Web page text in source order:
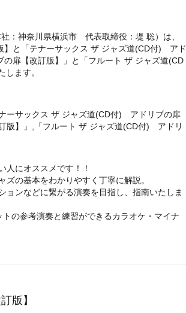
：神奈川県横浜市 代表取締役：堤 聡）は、
と「テナーサックス ザ ジャズ道(CD付) アド
扉【改訂版】」と「フルート ザ ジャズ道(CD
ます。
ーサックス ザ ジャズ道(CD付) アドリブの扉
版】」,「フルート ザ ジャズ道(CD付) アドリ
人にオススメです！！
の基本をわかりやすく丁寧に解説。
ョンなどに繋がる演奏を目指し、指南いたしま
の参考演奏と練習ができるカラオケ・マイナ
版】